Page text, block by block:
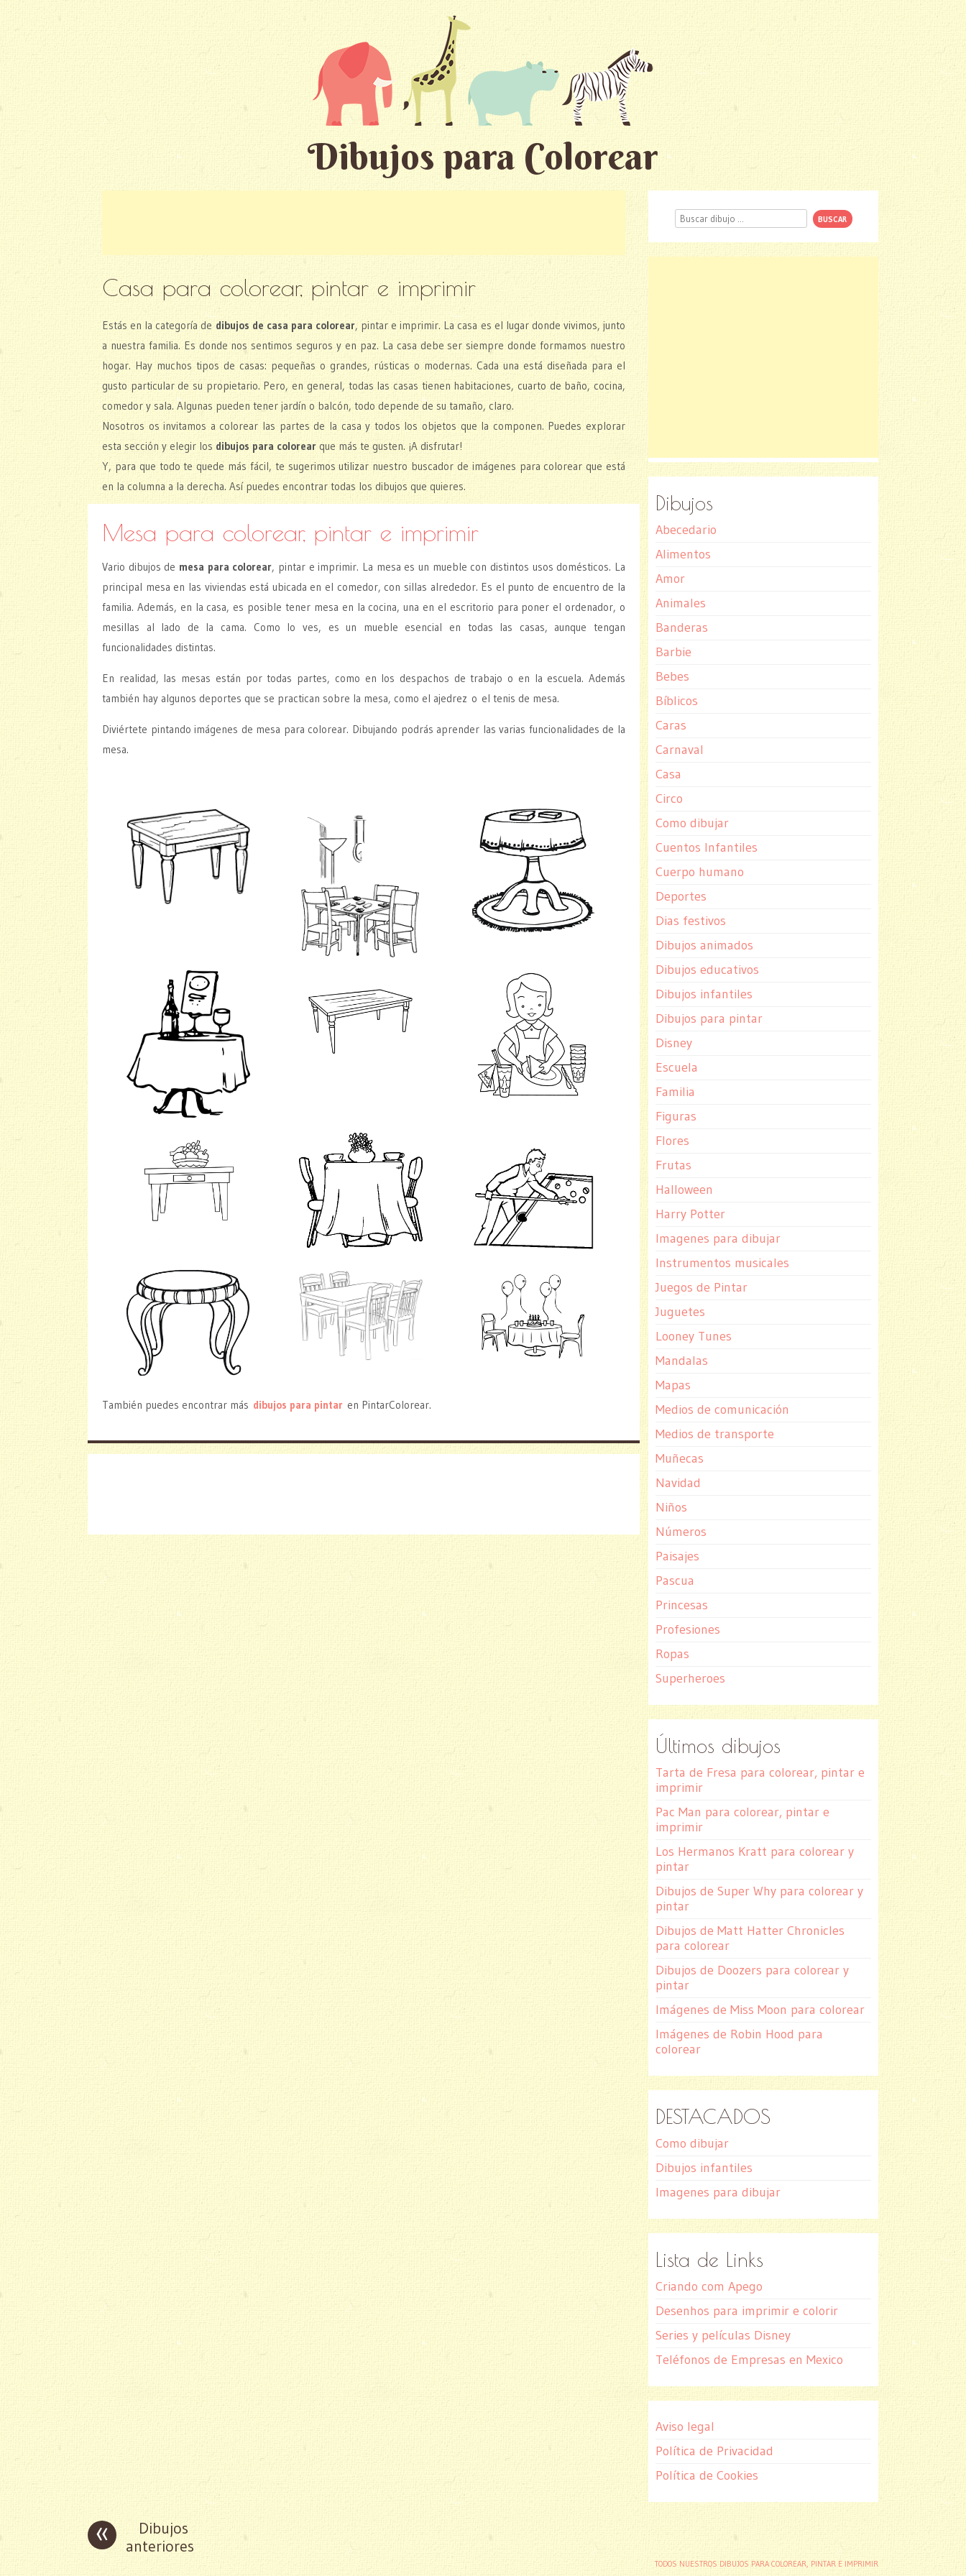
Dibujos para Colorear
Casa para colorear, pintar e imprimir
Estás en la categoría de dibujos de casa para colorear, pintar e imprimir. La casa es el lugar donde vivimos, junto
a nuestra familia. Es donde nos sentimos seguros y en paz. La casa debe ser siempre donde formamos nuestro
hogar. Hay muchos tipos de casas: pequeñas o grandes, rústicas o modernas. Cada una está diseñada para el
gusto particular de su propietario. Pero, en general, todas las casas tienen habitaciones, cuarto de baño, cocina,
comedor y sala. Algunas pueden tener jardín o balcón, todo depende de su tamaño, claro.
Nosotros os invitamos a colorear las partes de la casa y todos los objetos que la componen. Puedes explorar
esta sección y elegir los dibujos para colorear que más te gusten. ¡A disfrutar!
Y, para que todo te quede más fácil, te sugerimos utilizar nuestro buscador de imágenes para colorear que está
en la columna a la derecha. Así puedes encontrar todas los dibujos que quieres.
Mesa para colorear, pintar e imprimir
Vario dibujos de mesa para colorear, pintar e imprimir. La mesa es un mueble con distintos usos domésticos. La
principal mesa en las viviendas está ubicada en el comedor, con sillas alrededor. Es el punto de encuentro de la
familia. Además, en la casa, es posible tener mesa en la cocina, una en el escritorio para poner el ordenador, o
mesillas al lado de la cama. Como lo ves, es un mueble esencial en todas las casas, aunque tengan
funcionalidades distintas.
En realidad, las mesas están por todas partes, como en los despachos de trabajo o en la escuela. Además
también hay algunos deportes que se practican sobre la mesa, como el ajedrez o el tenis de mesa.
Diviértete pintando imágenes de mesa para colorear. Dibujando podrás aprender las varias funcionalidades de la
mesa.
También puedes encontrar más dibujos para pintar en PintarColorear.
Buscar
Dibujos
Abecedario
Alimentos
Amor
Animales
Banderas
Barbie
Bebes
Bíblicos
Caras
Carnaval
Casa
Circo
Como dibujar
Cuentos Infantiles
Cuerpo humano
Deportes
Dias festivos
Dibujos animados
Dibujos educativos
Dibujos infantiles
Dibujos para pintar
Disney
Escuela
Familia
Figuras
Flores
Frutas
Halloween
Harry Potter
Imagenes para dibujar
Instrumentos musicales
Juegos de Pintar
Juguetes
Looney Tunes
Mandalas
Mapas
Medios de comunicación
Medios de transporte
Muñecas
Navidad
Niños
Números
Paisajes
Pascua
Princesas
Profesiones
Ropas
Superheroes
Últimos dibujos
Tarta de Fresa para colorear, pintar e
imprimir
Pac Man para colorear, pintar e
imprimir
Los Hermanos Kratt para colorear y
pintar
Dibujos de Super Why para colorear y
pintar
Dibujos de Matt Hatter Chronicles
para colorear
Dibujos de Doozers para colorear y
pintar
Imágenes de Miss Moon para colorear
Imágenes de Robin Hood para
colorear
DESTACADOS
Como dibujar
Dibujos infantiles
Imagenes para dibujar
Lista de Links
Criando com Apego
Desenhos para imprimir e colorir
Series y películas Disney
Teléfonos de Empresas en Mexico
Aviso legal
Política de Privacidad
Política de Cookies
«
Dibujos
anteriores
TODOS NUESTROS DIBUJOS PARA COLOREAR, PINTAR E IMPRIMIR